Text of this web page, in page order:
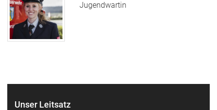
Jugendwartin
Unser Leitsatz